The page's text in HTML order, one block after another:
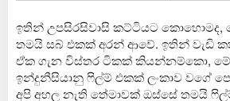
ඉතින් උපසිරසිවාසි කට්ටියට
තමයි සබ් එකක් අරන් ආවේ. ඉතින් වැඩි
ඒක ගැන විස්තර ටිකක් කියන්නම්කො,
ඉන්දුනීසියානු ෆිල්ම් එකක් ලංකාව වගේ
අපි අහල නැති තේමාවක් ඔස්සේ තමයි